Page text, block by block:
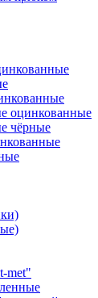
оцинкованные
чёрные
met"